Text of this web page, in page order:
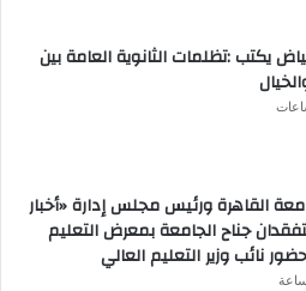
يكتب :تظلمات الثانوية العامة بين
القاهرة ورئيس مجلس إدارة «أخبار
جناح الجامعة بمعرض التعليم
نائب وزير التعليم العالي